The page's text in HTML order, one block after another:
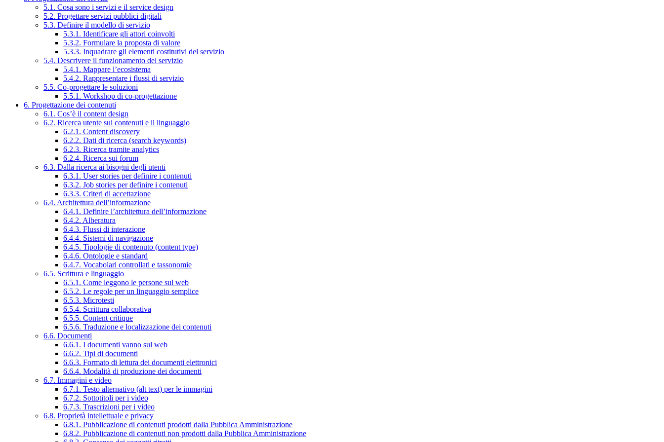
5.1. Cosa sono i servizi e il service design
5.2. Progettare servizi pubblici digitali
5.3. Definire il modello di servizio
5.3.1. Identificare gli attori coinvolti
5.3.2. Formulare la proposta di valore
5.3.3. Inquadrare gli elementi costitutivi del servizio
5.4. Descrivere il funzionamento del servizio
5.4.1. Mappare l’ecosistema
5.4.2. Rappresentare i flussi di servizio
5.5. Co-progettare le soluzioni
5.5.1. Workshop di co-progettazione
6. Progettazione dei contenuti
6.1. Cos’è il content design
6.2. Ricerca utente sui contenuti e il linguaggio
6.2.1. Content discovery
6.2.2. Dati di ricerca (search keywords)
6.2.3. Ricerca tramite analytics
6.2.4. Ricerca sui forum
6.3. Dalla ricerca ai bisogni degli utenti
6.3.1. User stories per definire i contenuti
6.3.2. Job stories per definire i contenuti
6.3.3. Criteri di accettazione
6.4. Architettura dell’informazione
6.4.1. Definire l’architettura dell’informazione
6.4.2. Alberatura
6.4.3. Flussi di interazione
6.4.4. Sistemi di navigazione
6.4.5. Tipologie di contenuto (content type)
6.4.6. Ontologie e standard
6.4.7. Vocabolari controllati e tassonomie
6.5. Scrittura e linguaggio
6.5.1. Come leggono le persone sul web
6.5.2. Le regole per un linguaggio semplice
6.5.3. Microtesti
6.5.4. Scrittura collaborativa
6.5.5. Content critique
6.5.6. Traduzione e localizzazione dei contenuti
6.6. Documenti
6.6.1. I documenti vanno sul web
6.6.2. Tipi di documenti
6.6.3. Formato di lettura dei documenti elettronici
6.6.4. Modalità di produzione dei documenti
6.7. Immagini e video
6.7.1. Testo alternativo (alt text) per le immagini
6.7.2. Sottotitoli per i video
6.7.3. Trascrizioni per i video
6.8. Proprietà intellettuale e privacy
6.8.1. Pubblicazione di contenuti prodotti dalla Pubblica Amministrazione
6.8.2. Pubblicazione di contenuti non prodotti dalla Pubblica Amministrazione